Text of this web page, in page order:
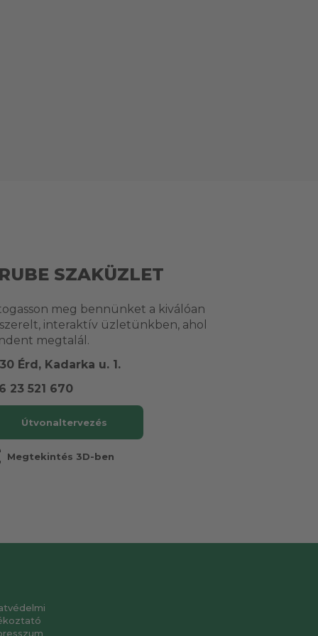
SZAKÜZLET
meg bennünket a kiválóan
interaktív üzletünkben, ahol
megtalál.
Érd, Kadarka u. 1.
23 521 670
Útvonaltervezés
Megtekintés 3D-ben